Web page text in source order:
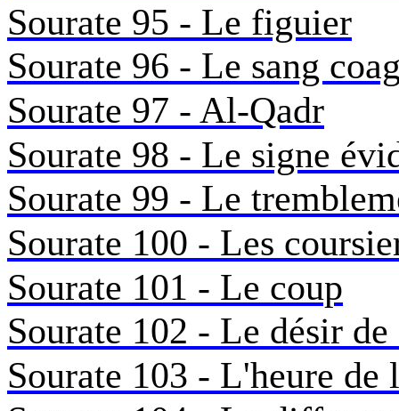
Sourate 95 - Le figuier
Sourate 96 - Le sang
Sourate 97 - Al-Qadr
Sourate 98 - Le signe
Sourate 99 - Le
Sourate 100 - Les
Sourate 101 - Le coup
Sourate 102 - Le désir
Sourate 103 - L'heure de